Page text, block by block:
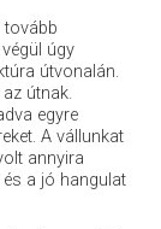
tovább
úgy
útvonalán.
útnak.
egyre
A vállunkat
annyira
a jó hangulat